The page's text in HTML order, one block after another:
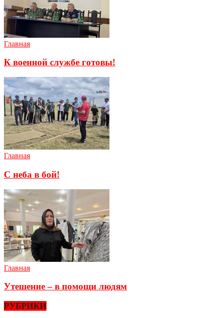
Главная
К военной службе готовы!
Главная
С неба в бой!
Главная
Утешение – в помощи людям
РУБРИКИ